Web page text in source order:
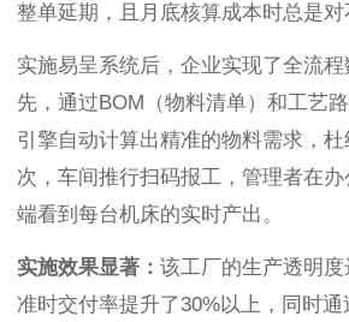
整单延期，且月底核算成本时总是对
实施易呈系统后，企业实现了全流
先，通过BOM（物料清单）和工艺
引擎自动计算出精准的物料需求，
次，车间推行扫码报工，管理者在
端看到每台机床的实时产出。
实施效果显著： 该工厂的生产透明
准时交付率提升了30%以上，同时